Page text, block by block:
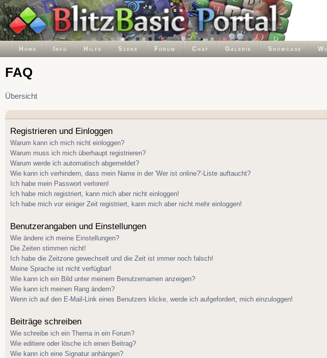
Home Info Hilfe Szene Forum Chat Galerie Showcase
FAQ
Übersicht
Registrieren und Einloggen
Warum kann ich mich nicht einloggen?
Warum muss ich mich überhaupt registrieren?
Warum werde ich automatisch abgemeldet?
Wie kann ich verhindern, dass mein Name in der 'Wer ist online?'-Liste auftaucht?
Ich habe mein Passwort verloren!
Ich habe mich registriert, kann mich aber nicht einloggen!
Ich habe mich vor einiger Zeit registriert, kann mich aber nicht mehr einloggen!
Benutzerangaben und Einstellungen
Wie ändere ich meine Einstellungen?
Die Zeiten stimmen nicht!
Ich habe die Zeitzone gewechselt und die Zeit ist immer noch falsch!
Meine Sprache ist nicht verfügbar!
Wie kann ich ein Bild unter meinem Benutzernamen anzeigen?
Wie kann ich meinen Rang ändern?
Wenn ich auf den E-Mail-Link eines Benutzers klicke, werde ich aufgefordert, mich einzuloggen!
Beiträge schreiben
Wie schreibe ich ein Thema in ein Forum?
Wie editiere oder lösche ich einen Beitrag?
Wie kann ich eine Signatur anhängen?